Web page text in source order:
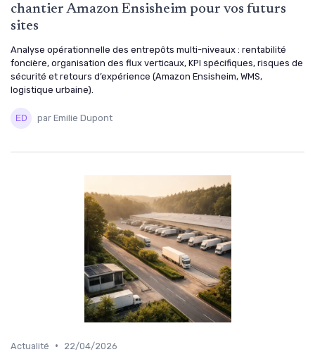
chantier Amazon Ensisheim pour vos futurs
sites
Analyse opérationnelle des entrepôts multi-niveaux : rentabilité
foncière, organisation des flux verticaux, KPI spécifiques, risques de
sécurité et retours d’expérience (Amazon Ensisheim, WMS,
logistique urbaine).
par Emilie Dupont
Actualité • 22/04/2026